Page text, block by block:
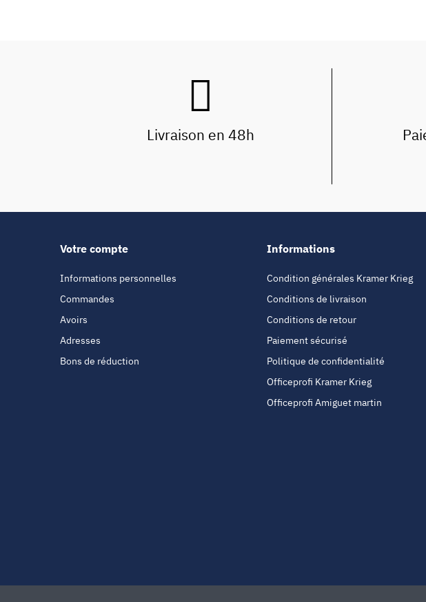
Livraison en 48h
Votre compte
Informations personnelles
Commandes
Avoirs
Adresses
Bons de réduction
Informations
Condition générales Kramer Krieg
Conditions de livraison
Conditions de retour
Paiement sécurisé
Politique de confidentialité
Officeprofi Kramer Krieg
Officeprofi Amiguet martin